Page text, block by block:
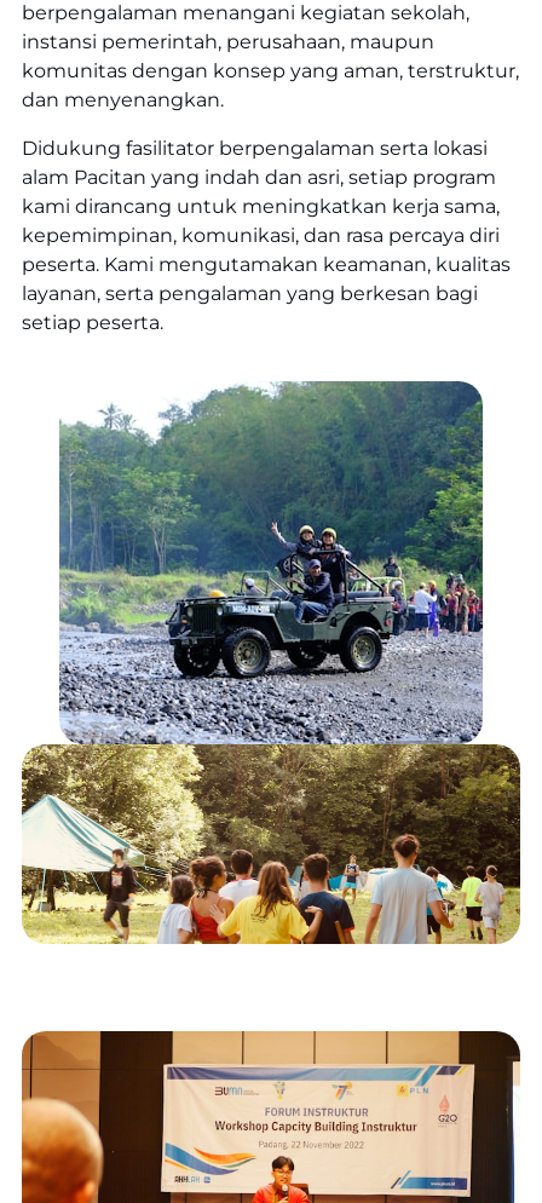
berpengalaman menangani kegiatan sekolah,
instansi pemerintah, perusahaan, maupun
komunitas dengan konsep yang aman, terstruktur,
dan menyenangkan.
Didukung fasilitator berpengalaman serta lokasi
alam Pacitan yang indah dan asri, setiap program
kami dirancang untuk meningkatkan kerja sama,
kepemimpinan, komunikasi, dan rasa percaya diri
peserta. Kami mengutamakan keamanan, kualitas
layanan, serta pengalaman yang berkesan bagi
setiap peserta.